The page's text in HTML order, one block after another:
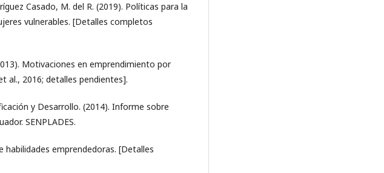
Casado, M. del R. (2019). Políticas para la
vulnerables. [Detalles completos
Motivaciones en emprendimiento por
al., 2016; detalles pendientes].
y Desarrollo. (2014). Informe sobre
SENPLADES.
habilidades emprendedoras. [Detalles